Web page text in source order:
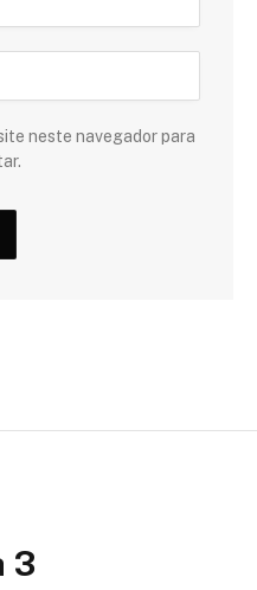
neste navegador para
3